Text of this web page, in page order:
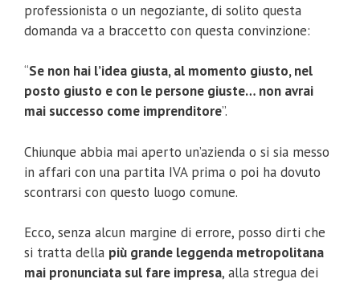
professionista o un negoziante, di solito questa
domanda va a braccetto con questa convinzione:
“Se non hai l’idea giusta, al momento giusto, nel
posto giusto e con le persone giuste… non avrai
mai successo come imprenditore”.
Chiunque abbia mai aperto un’azienda o si sia messo
in affari con una partita IVA prima o poi ha dovuto
scontrarsi con questo luogo comune.
Ecco, senza alcun margine di errore, posso dirti che
si tratta della più grande leggenda metropolitana
mai pronunciata sul fare impresa, alla stregua dei